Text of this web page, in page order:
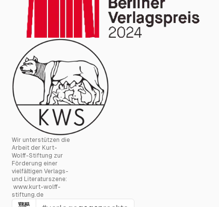
Wir unterstützen die
Arbeit der Kurt-
Wolff-Stiftung zur
Förderung einer
vielfältigen Verlags-
und Literaturszene:
www.kurt-wolff-
stiftung.de